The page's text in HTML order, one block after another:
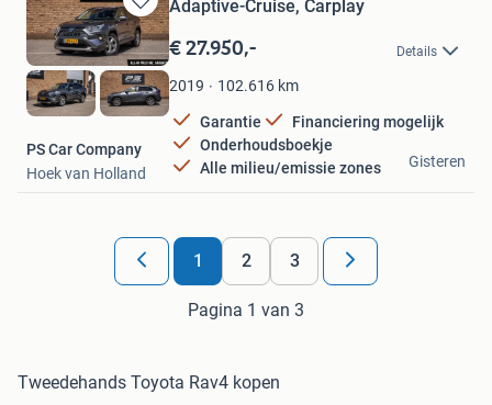
Bewaren
in
Mijn
Favorieten
Adaptive-Cruise, Carplay
€ 27.950,- Details
2019 102.616 km
Garantie
Financiering mogelijk
Onderhoudsboekje
Alle milieu/emissie zones
PS Car Company
Hoek van Holland
Gisteren
1 2 3
Pagina 1 van 3
Tweedehands Toyota Rav4 kopen